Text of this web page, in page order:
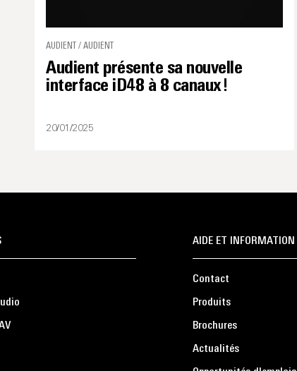
AUDIENT / AUDIENT
Audient présente sa nouvelle
interface iD48 à 8 canaux !
20/01/2025
AIDE ET INFORMATION
Contact
Produits
Brochures
Actualités